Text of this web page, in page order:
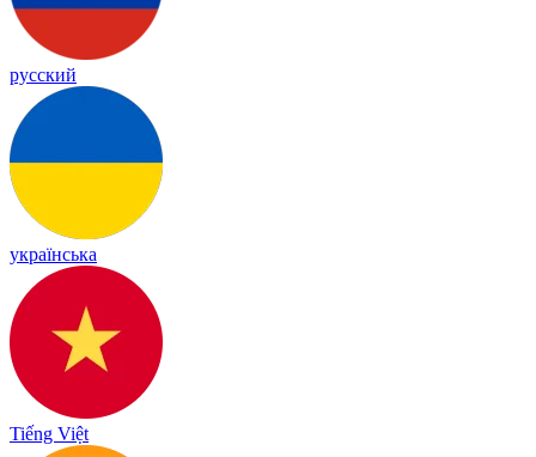
русский
українська
Tiếng Việt